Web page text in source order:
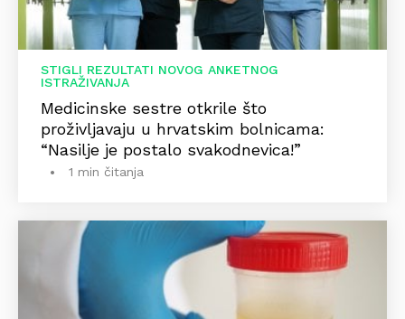
STIGLI REZULTATI NOVOG ANKETNOG
ISTRAŽIVANJA
Medicinske sestre otkrile što
proživljavaju u hrvatskim bolnicama:
“Nasilje je postalo svakodnevica!”
1 min čitanja